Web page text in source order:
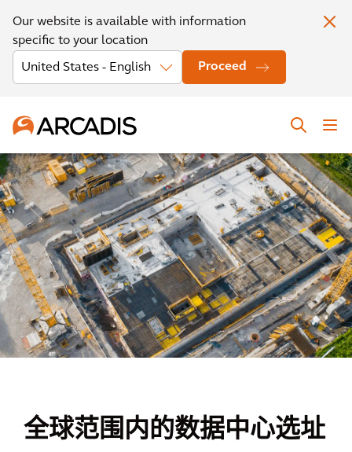
Our website is available with information
specific to your location
Proceed
全球范围内的数据中心选址